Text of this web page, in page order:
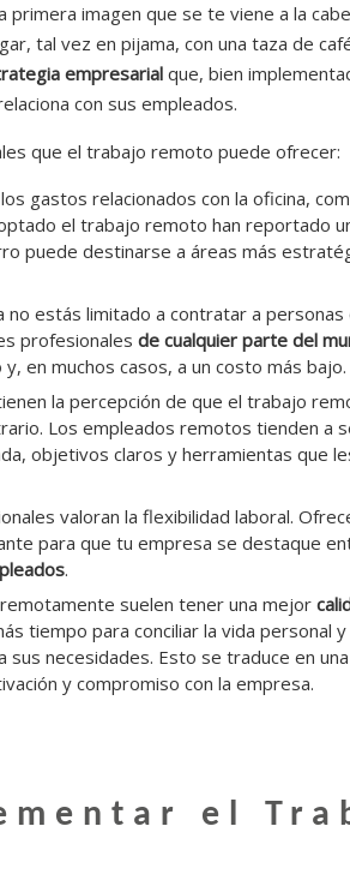
imagen que se te viene a la
tal vez en pijama, con una taza de
empresarial que, bien
con sus empleados.
que el trabajo remoto puede ofrecer:
gastos relacionados con la oficina,
el trabajo remoto han reportado
puede destinarse a áreas más
no estás limitado a contratar a personas
profesionales de cualquier parte del
en muchos casos, a un costo más bajo.
la percepción de que el trabajo
Los empleados remotos tienden a
objetivos claros y herramientas que
valoran la flexibilidad laboral.
para que tu empresa se destaque
.
suelen tener una mejor
tiempo para conciliar la vida personal
necesidades. Esto se traduce en
y compromiso con la empresa.
el